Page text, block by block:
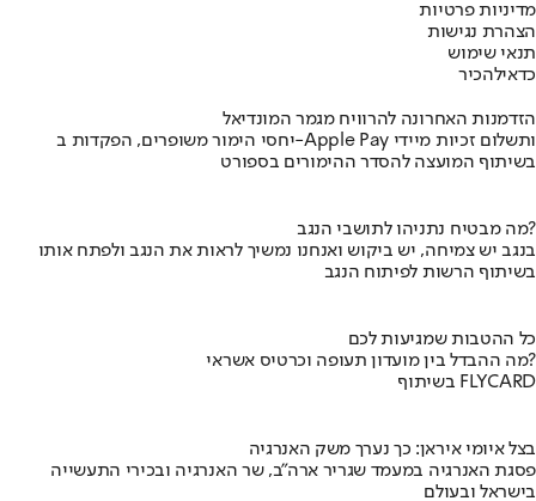
מדיניות פרטיות
הצהרת נגישות
תנאי שימוש
כדאילהכיר
הזדמנות האחרונה להרוויח מגמר המונדיאל
יחסי הימור משופרים, הפקדות ב-Apple Pay ותשלום זכיות מיידי
בשיתוף המועצה להסדר ההימורים בספורט
מה מבטיח נתניהו לתושבי הנגב?
בנגב יש צמיחה, יש ביקוש ואנחנו נמשיך לראות את הנגב ולפתח אותו
בשיתוף הרשות לפיתוח הנגב
כל ההטבות שמגיעות לכם
מה ההבדל בין מועדון תעופה וכרטיס אשראי?
בשיתוף FLYCARD
בצל איומי איראן: כך נערך משק האנרגיה
פסגת האנרגיה במעמד שגריר ארה"ב, שר האנרגיה ובכירי התעשייה
בישראל ובעולם